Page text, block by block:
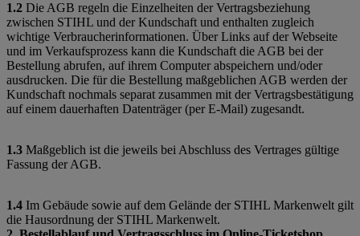
1.2 Die AGB regeln die Einzelheiten der Vertragsbeziehung
zwischen STIHL und der Kundschaft und enthalten zugleich
wichtige Verbraucherinformationen. Über Links auf der Webseite
und im Verkaufsprozess kann die Kundschaft die AGB bei der
Bestellung abrufen, auf ihrem Computer abspeichern und/oder
ausdrucken. Die für die Bestellung maßgeblichen AGB werden der
Kundschaft nochmals separat zusammen mit der Vertragsbestätigung
auf einem dauerhaften Datenträger (per E-Mail) zugesandt.
1.3 Maßgeblich ist die jeweils bei Abschluss des Vertrages gültige
Fassung der AGB.
1.4 Im Gebäude sowie auf dem Gelände der STIHL Markenwelt gilt
die Hausordnung der STIHL Markenwelt.